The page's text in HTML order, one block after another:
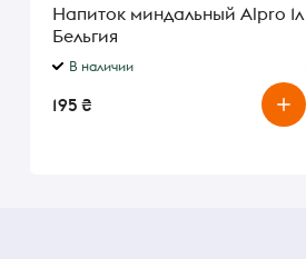
Напиток миндальный Alpro 1л
Бельгия
В наличии
195 ₴